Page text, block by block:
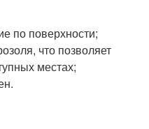
по поверхности;
что позволяет
местах;